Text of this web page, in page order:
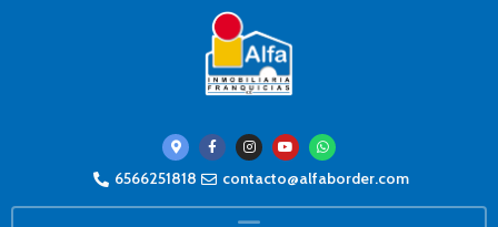
6566251818 contacto@alfaborder.com